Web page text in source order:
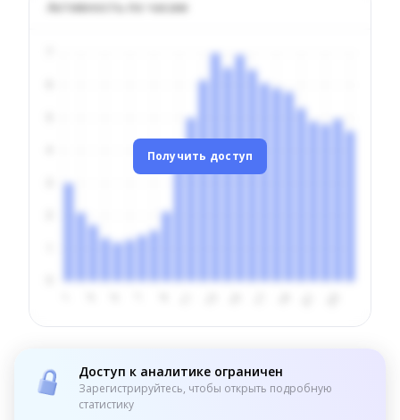
Активность по часам
Получить доступ
Доступ к аналитике ограничен
Зарегистрируйтесь, чтобы открыть подробную
статистику